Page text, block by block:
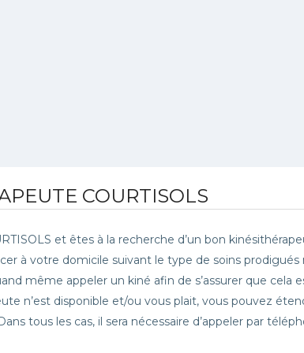
COURTISOLS
et êtes à la recherche d’un bon
à votre domicile suivant le type de soins prodigués
même appeler un kiné afin de s’assurer que cela
n’est disponible et/ou vous plait, vous pouvez
tous les cas, il sera nécessaire d’appeler par